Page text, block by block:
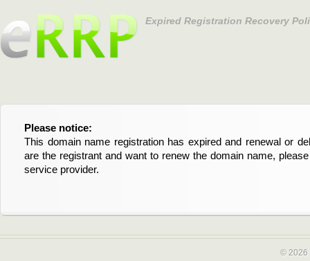
Expired Registration Recovery
Please notice:
This domain name registration has expired and renewal or
are the registrant and want to renew the domain name,
service provider.
Bitte beachten Sie:
Diese Domainregistrierung ist abgelaufen und die
Domain stehen an. Wenn Sie der Registrant sind und
verlängern möchten, kontaktieren Sie bitte Ihren Service-
© 2026